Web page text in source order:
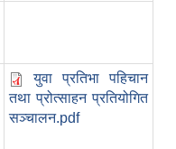
युवा प्रतिभा पहिचान
तथा प्रोत्साहन प्रतियोगित
सञ्चालन.pdf